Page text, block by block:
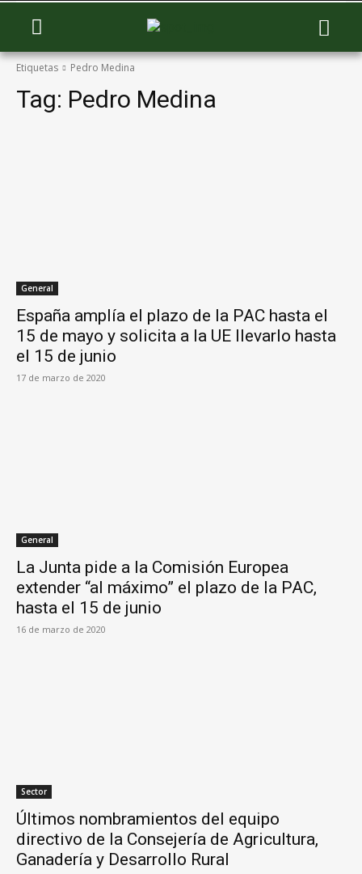
Etiquetas Pedro Medina
Tag: Pedro Medina
General
España amplía el plazo de la PAC hasta el
15 de mayo y solicita a la UE llevarlo hasta
el 15 de junio
17 de marzo de 2020
General
La Junta pide a la Comisión Europea
extender “al máximo” el plazo de la PAC,
hasta el 15 de junio
16 de marzo de 2020
Sector
Últimos nombramientos del equipo
directivo de la Consejería de Agricultura,
Ganadería y Desarrollo Rural